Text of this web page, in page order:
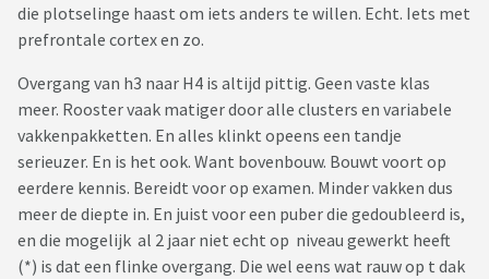
die plotselinge haast om iets anders te willen. Echt. Iets met
prefrontale cortex en zo.
Overgang van h3 naar H4 is altijd pittig. Geen vaste klas
meer. Rooster vaak matiger door alle clusters en variabele
vakkenpakketten. En alles klinkt opeens een tandje
serieuzer. En is het ook. Want bovenbouw. Bouwt voort op
eerdere kennis. Bereidt voor op examen. Minder vakken dus
meer de diepte in. En juist voor een puber die gedoubleerd is,
en die mogelijk al 2 jaar niet echt op niveau gewerkt heeft
(*) is dat een flinke overgang. Die wel eens wat rauw op t dak